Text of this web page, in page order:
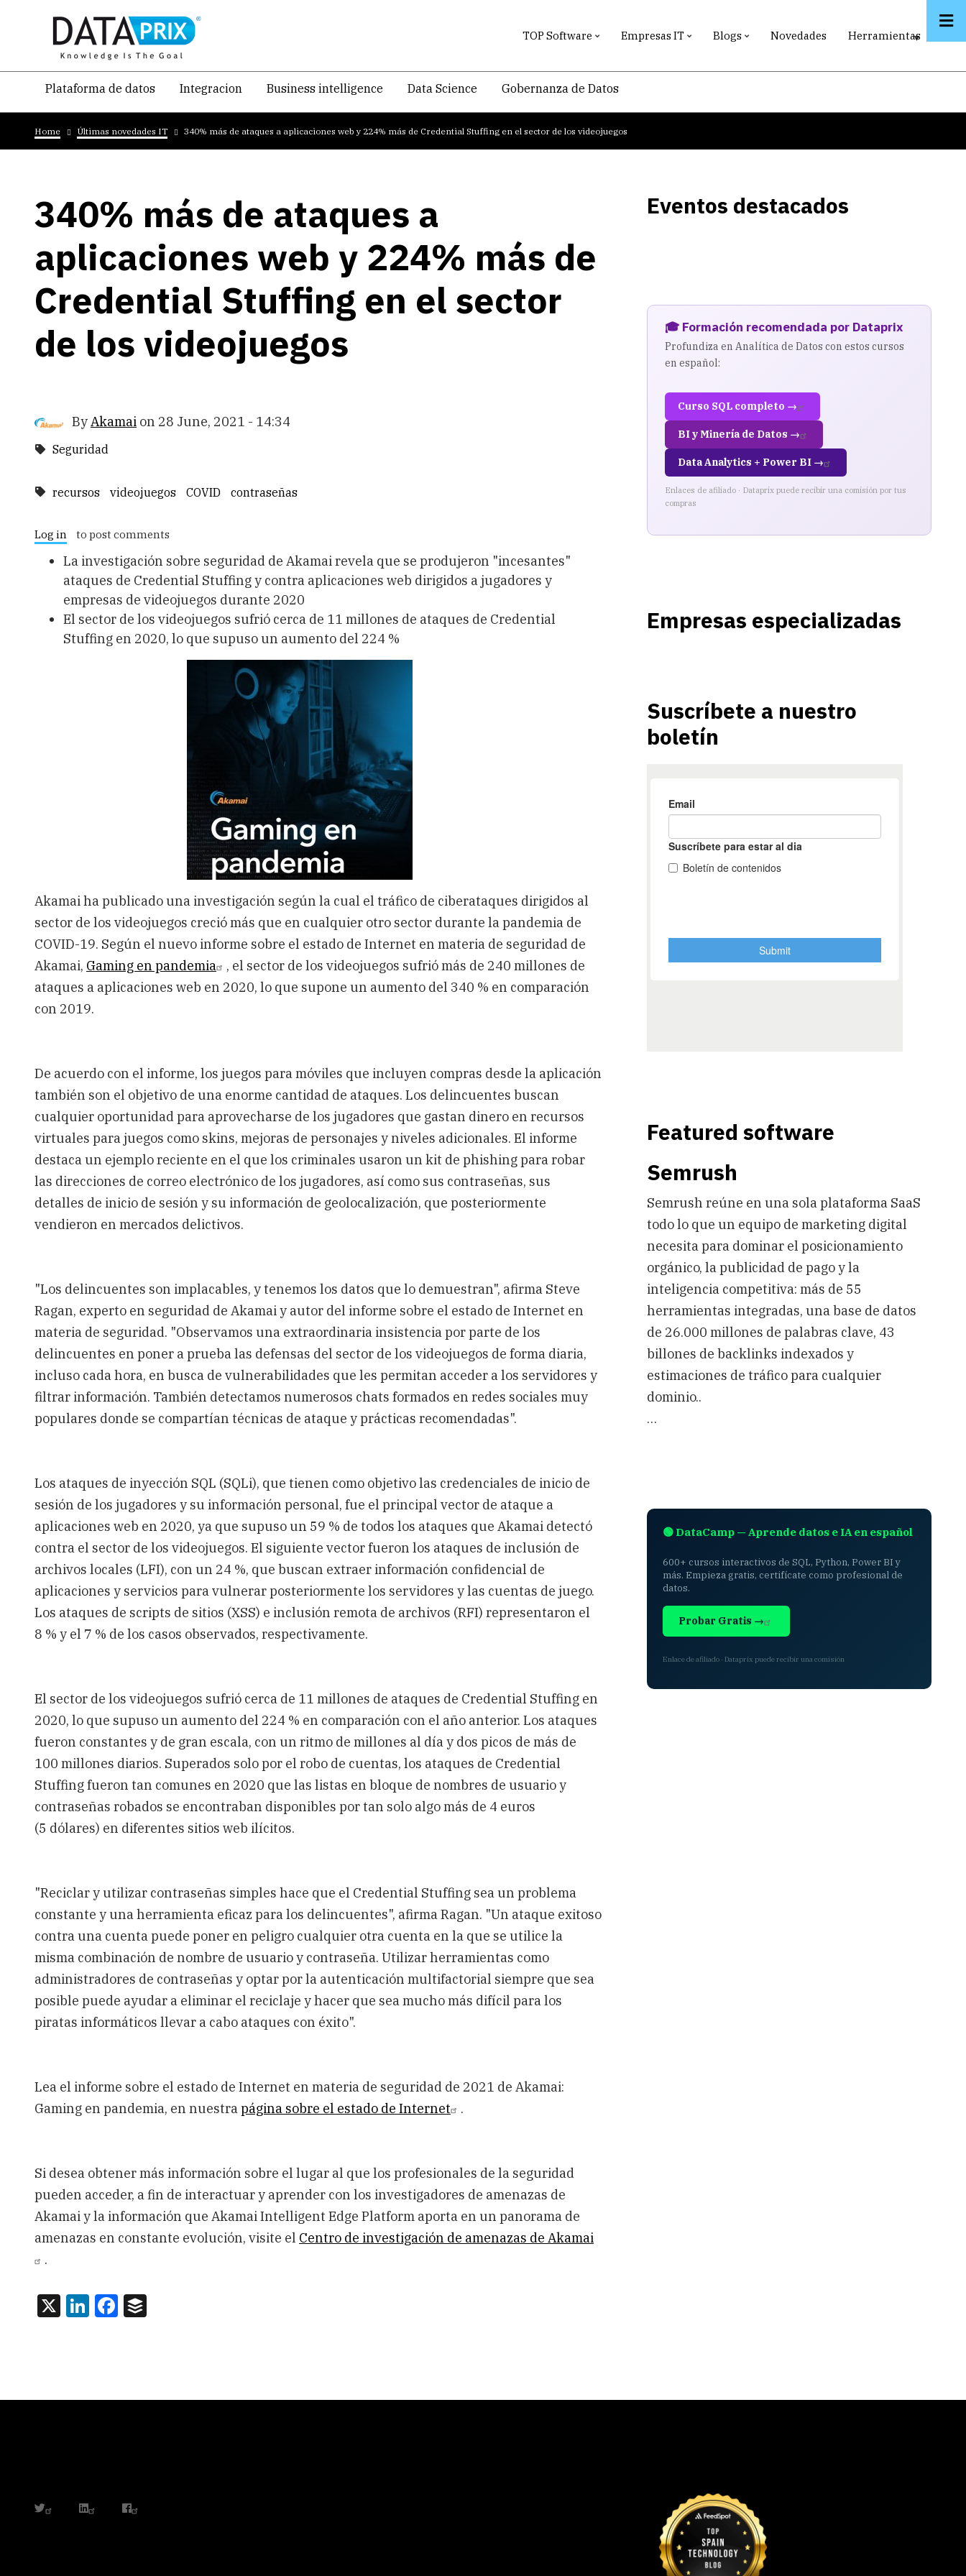
content
TOP Software Empresas IT Blogs Novedades Herramientas
Navegacion
temática
principal
Plataforma de datos Integracion Business intelligence Data Science Gobernanza de Datos
Breadcrumb
Home Últimas novedades IT 340% más de ataques a aplicaciones web y 224% más de Credential Stuffing en el sector de los videojuegos
340% más de ataques a
aplicaciones web y 224% más de
Credential Stuffing en el sector
de los videojuegos
ByAkamai on 28 June, 2021 - 14:34
Seguridad
recursos videojuegos COVID contraseñas
Log in to post comments
La investigación sobre seguridad de Akamai revela que se produjeron "incesantes"
ataques de Credential Stuffing y contra aplicaciones web dirigidos a jugadores y
empresas de videojuegos durante 2020
El sector de los videojuegos sufrió cerca de 11 millones de ataques de Credential
Stuffing en 2020, lo que supuso un aumento del 224 %
Akamaiha publicado una investigación según la cual el tráfico de ciberataques dirigidos al
sector de los videojuegos creció más que en cualquier otro sector durante la pandemia de
COVID-19. Según el nuevo informe sobre el estado de Internet en materia de seguridad de
Akamai, Gaming en pandemia
, el sector de los videojuegos sufrió más de 240 millones de
ataques a aplicaciones web en 2020, lo que supone un aumento del 340 % en comparación
con 2019.
De acuerdo con el informe, los juegos para móviles que incluyen compras desde la aplicación
también son el objetivo de una enorme cantidad de ataques. Los delincuentes buscan
cualquier oportunidad para aprovecharse de los jugadores que gastan dinero en recursos
virtuales para juegos como skins, mejoras de personajes y niveles adicionales. El informe
destaca un ejemplo reciente en el que los criminales usaron un kit de phishing para robar
las direcciones de correo electrónico de los jugadores, así como sus contraseñas, sus
detalles de inicio de sesión y su información de geolocalización, que posteriormente
vendieron en mercados delictivos.
"Los delincuentes son implacables, y tenemos los datos que lo demuestran", afirma Steve
Ragan, experto en seguridad de Akamai y autor del informe sobre el estado de Internet en
materia de seguridad. "Observamos una extraordinaria insistencia por parte de los
delincuentes en poner a prueba las defensas del sector de los videojuegos de forma diaria,
incluso cada hora, en busca de vulnerabilidades que les permitan acceder a los servidores y
filtrar información. También detectamos numerosos chats formados en redes sociales muy
populares donde se compartían técnicas de ataque y prácticas recomendadas".
Los ataques de inyección SQL (SQLi), que tienen como objetivo las credenciales de inicio de
sesión de los jugadores y su información personal, fue el principal vector de ataque a
aplicaciones web en 2020, ya que supuso un 59 % de todos los ataques que Akamai detectó
contra el sector de los videojuegos. El siguiente vector fueron los ataques de inclusión de
archivos locales (LFI), con un 24 %, que buscan extraer información confidencial de
aplicaciones y servicios para vulnerar posteriormente los servidores y las cuentas de juego.
Los ataques de scripts de sitios (XSS) e inclusión remota de archivos (RFI) representaron el
8 % y el 7 % de los casos observados, respectivamente.
El sector de los videojuegos sufrió cerca de 11 millones de ataques de Credential Stuffing en
2020, lo que supuso un aumento del 224 % en comparación con el año anterior. Los ataques
fueron constantes y de gran escala, con un ritmo de millones al día y dos picos de más de
100 millones diarios. Superados solo por el robo de cuentas, los ataques de Credential
Stuffing fueron tan comunes en 2020 que las listas en bloque de nombres de usuario y
contraseñas robados se encontraban disponibles por tan solo algo más de 4 euros
(5 dólares) en diferentes sitios web ilícitos.
"Reciclar y utilizar contraseñas simples hace que el Credential Stuffing sea un problema
constante y una herramienta eficaz para los delincuentes", afirma Ragan. "Un ataque exitoso
contra una cuenta puede poner en peligro cualquier otra cuenta en la que se utilice la
misma combinación de nombre de usuario y contraseña. Utilizar herramientas como
administradores de contraseñas y optar por la autenticación multifactorial siempre que sea
posible puede ayudar a eliminar el reciclaje y hacer que sea mucho más difícil para los
piratas informáticos llevar a cabo ataques con éxito".
Lea el informe sobre el estado de Internet en materia de seguridad de 2021 de Akamai:
Gaming en pandemia, en nuestrapágina sobre el estado de Internet .
Si desea obtener más información sobre el lugar al que los profesionales de la seguridad
pueden acceder, a fin de interactuar y aprender con los investigadores de amenazas de
Akamai y la información que Akamai Intelligent Edge Platform aporta en un panorama de
amenazas en constante evolución, visite el Centro de investigación de amenazas de Akamai
.
X LinkedIn
Facebook
Eventos destacados
🎓 Formación recomendada por Dataprix
Profundiza en Analítica de Datos con estos cursos
en español:
Curso SQL completo →
BI y Minería de Datos →
Data Analytics + Power BI →
Enlaces de afiliado · Dataprix puede recibir una comisión por tus
compras
Empresas especializadas
Suscríbete a nuestro
boletín
Featured software
Semrush
Semrush reúne en una sola plataforma SaaS
todo lo que un equipo de marketing digital
necesita para dominar el posicionamiento
orgánico, la publicidad de pago y la
inteligencia competitiva: más de 55
herramientas integradas, una base de datos
de 26.000 millones de palabras clave, 43
billones de backlinks indexados y
estimaciones de tráfico para cualquier
dominio..
…
🟢 DataCamp — Aprende datos e IA en español
600+ cursos interactivos de SQL, Python, Power BI y
más. Empieza gratis, certifícate como profesional de
datos.
Probar Gratis →
Enlace de afiliado · Dataprix puede recibir una comisión
twitterlinkedinfacebook